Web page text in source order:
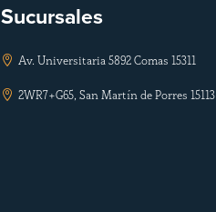
Sucursales
 Av. Universitaria 5892 Comas 15311
 2WR7+G65, San Martín de Porres 15113